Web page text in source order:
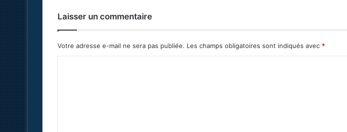
Laisser un commentaire
Votre adresse e-mail ne sera pas publiée. Les champs obligatoires sont indiqués avec *